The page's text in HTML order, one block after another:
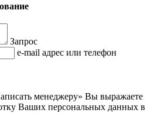
Запрос
e-mail адрес или телефон
менеджеру» Вы выражаете
Ваших персональных данных в